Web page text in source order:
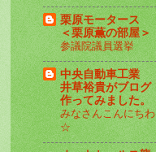
栗原モータース
＜栗原薫の部屋＞
参議院議員選挙
中央自動車工業
井草裕貴がブログ
作ってみました。
みなさんこんにちわ
☆